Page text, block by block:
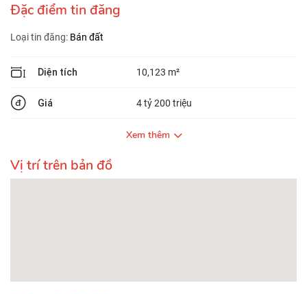
Đặc điểm tin đăng
Loại tin đăng: Bán đất
Diện tích 10,123 m²
Giá 4 tỷ 200 triệu
Xem thêm
Vị trí trên bản đồ